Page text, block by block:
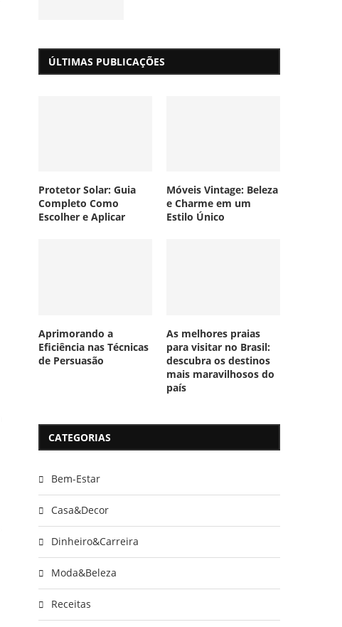
ÚLTIMAS PUBLICAÇÕES
Protetor Solar: Guia
Completo Como
Escolher e Aplicar
Móveis Vintage: Beleza
e Charme em um
Estilo Único
Aprimorando a
Eficiência nas Técnicas
de Persuasão
As melhores praias
para visitar no Brasil:
descubra os destinos
mais maravilhosos do
país
CATEGORIAS
Bem-Estar
Casa&Decor
Dinheiro&Carreira
Moda&Beleza
Receitas